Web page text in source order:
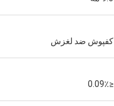
کفپوش ضد لغزش
≤0.09٪